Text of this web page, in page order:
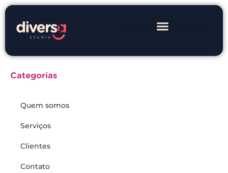
Categorias
Quem somos
Serviços
Clientes
Contato